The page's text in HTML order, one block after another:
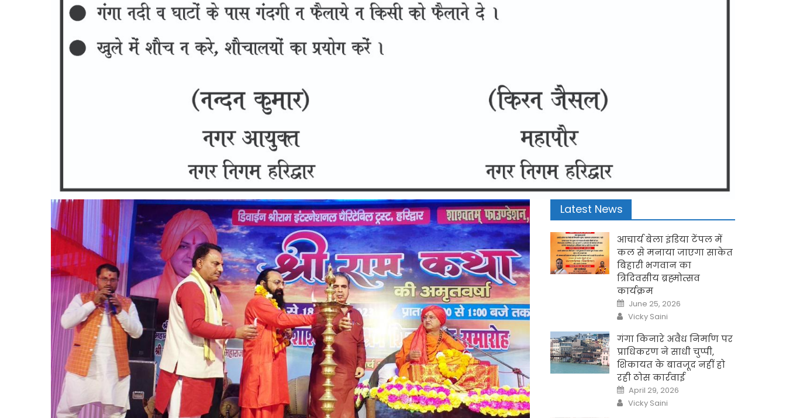
Latest News
आचार्य बेला इंडिया टेंपल में
कल से मनाया जाएगा साकेत
बिहारी भगवान का
त्रिदिवसीय ब्रह्मोत्सव
कार्यक्रम
Posted
on
June 25, 2026
Author
Vicky Saini
गंगा किनारे अवैध निर्माण पर
प्राधिकरण ने साधी चुप्पी,
शिकायत के बावजूद नहीं हो
रही ठोस कार्रवाई
Posted
on
April 29, 2026
Author
Vicky Saini